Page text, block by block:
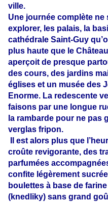
ville.
Une journée complète
explorer, les palais, la
cathédrale Saint-Guy
plus haute que le
aperçoit de presque
des cours, des jardins
églises et un musée des
Enorme. La redescente
faisons par une longue
la rambarde pour ne pas
verglas fripon.
Il est alors plus que
croûte revigorante, des
parfumées
confite légèrement
boulettes à base de
(knedliky) sans grand